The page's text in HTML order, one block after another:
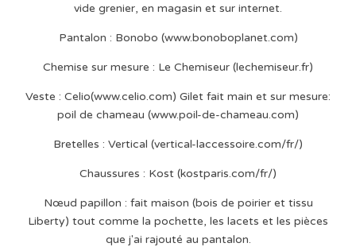
vide grenier, en magasin et sur internet.
Pantalon : Bonobo (www.bonoboplanet.com)
Chemise sur mesure : Le Chemiseur (lechemiseur.fr)
Veste : Celio(www.celio.com) Gilet fait main et sur mesure:
poil de chameau (www.poil-de-chameau.com)
Bretelles : Vertical (vertical-laccessoire.com/fr/)
Chaussures : Kost (kostparis.com/fr/)
Nœud papillon : fait maison (bois de poirier et tissu
Liberty) tout comme la pochette, les lacets et les pièces
que j'ai rajouté au pantalon.